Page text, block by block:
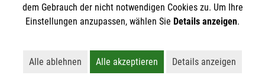
dem Gebrauch der nicht notwendigen Cookies zu. Um Ihre
Einstellungen anzupassen, wählen Sie Details anzeigen.
Alle ablehnen
Lehnt alle nicht-essentiellen Cookies ab
Alle akzeptieren
Akzeptiert alle Cookies
Details anzeigen